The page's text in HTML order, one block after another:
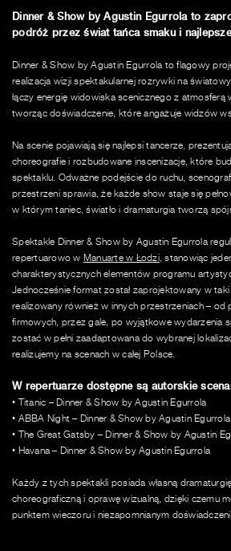
Dinner & Show by Agustin Egurrola to
podróż przez świat tańca smaku i
Dinner & Show by Agustin Egurrola to flagowy
realizacja wizji spektakularnej rozrywki na
łączy energię widowiska scenicznego z
tworząc doświadczenie, które angażuje widzów
Na scenie pojawiają się najlepsi tancerze,
choreografie i rozbudowane inscenizacje, które
spektaklu. Odważne podejście do ruchu,
przestrzeni sprawia, że każde show staje się
w którym taniec, światło i dramaturgia tworzą
Spektakle Dinner & Show by Agustin Egurrola
repertuarowo w Manuarte w Łodzi, stanowiąc
charakterystycznych elementów programu
Jednocześnie format został zaprojektowany w
realizowany również w innych przestrzeniach –
firmowych, przez gale, po wyjątkowe wydarzenia
zostać w pełni zaadaptowana do wybranej
realizujemy na scenach w całej Polsce.
W repertuarze dostępne są autorskie
• Titanic – Dinner & Show by Agustin Egurrola
• ABBA Night – Dinner & Show by Agustin Egurrola
• The Great Gatsby – Dinner & Show by Agustin
• Havana – Dinner & Show by Agustin Egurrola
Każdy z tych spektakli posiada własną
choreograficzną i oprawę wizualną, dzięki czemu
punktem wieczoru i niezapomnianym